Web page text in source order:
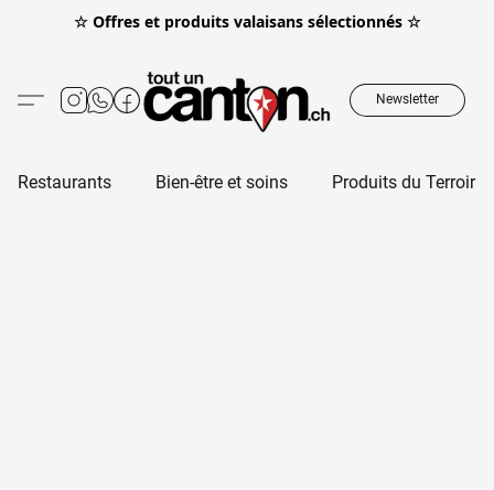
☆ Offres et produits valaisans sélectionnés ☆
Newsletter
Restaurants Bien-être et soins Produits du Terroir